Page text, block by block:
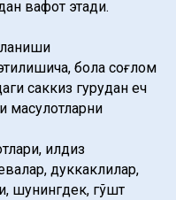
вафот этади.
бола соғлом
саккиз гуруҳдан ҳеч
илдиз
дуккаклилар,
шунингдек, гўшт